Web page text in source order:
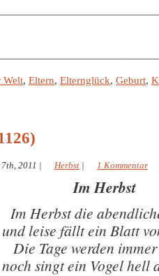
Welt, Eltern, Elternglück, Geburt,
2011 | Herbst | 1 Kommentar
Im Herbst
Im Herbst die
und leise fällt ein Blatt
Die Tage werden
noch singt ein Vogel hell